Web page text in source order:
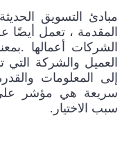
مبادئ التسويق
المقدمة ، تعمل أيضًا
الشركات أعمالها .
العميل والشركة التي
إلى المعلومات
سريعة هي مؤشر
سبب الاختيار .